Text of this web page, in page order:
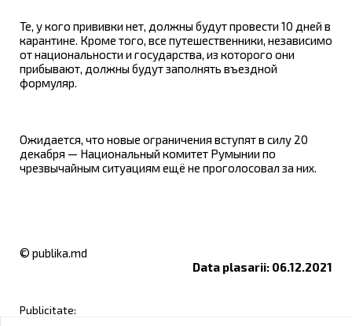
Те, у кого прививки нет, должны будут провести 10 дней в
карантине. Кроме того, все путешественники, независимо
от национальности и государства, из которого они
прибывают, должны будут заполнять въездной
формуляр.
Ожидается, что новые ограничения вступят в силу 20
декабря — Национальный комитет Румынии по
чрезвычайным ситуациям ещё не проголосовал за них.
© publika.md
Data plasarii: 06.12.2021
Publicitate: